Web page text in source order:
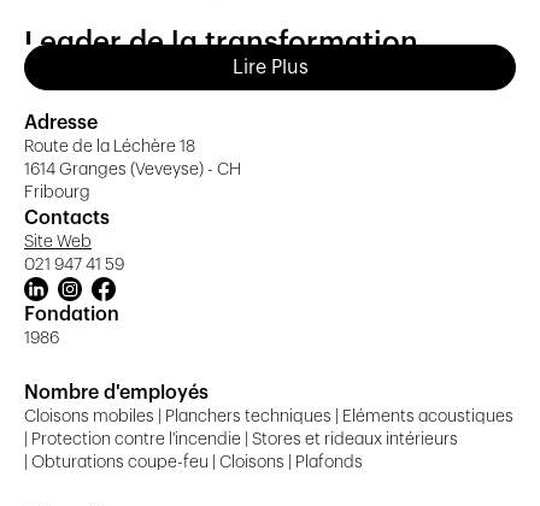
Leader de la transformation
intérieure de A à Z
Avec plus de 10'000 références, nous sommes très vite
devenus les experts de l’aménagement et de la
transformation intérieure dans les cantons romands et
même partout en Suisse grâce à notre savoir-faire et
nos valeurs.
Notre savoir-faire
Les produits
M+M Montage et Maintenance SA entretient une
relation durable avec ses fournisseurs et les a choisi
avec soin pour toujours satisfaire au mieux ses clients.
Nous offrons notamment la fourniture et la pose des
Lire Plus
Adresse
Route de la Léchère 18
1614 Granges (Veveyse) - CH
Fribourg
Contacts
Site Web
021 947 41 59
Fondation
1986
Nombre d'employés
Cloisons mobiles | Planchers techniques | Eléments acoustiques
| Protection contre l'incendie | Stores et rideaux intérieurs
| Obturations coupe-feu | Cloisons | Plafonds